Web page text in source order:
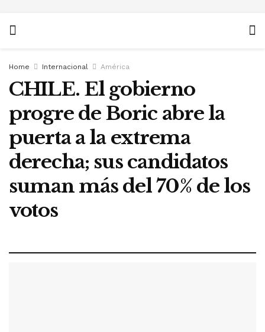
Home Internacional América
CHILE. El gobierno
progre de Boric abre la
puerta a la extrema
derecha; sus candidatos
suman más del 70% de los
votos